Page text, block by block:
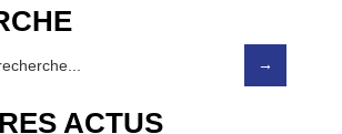
ACTUS